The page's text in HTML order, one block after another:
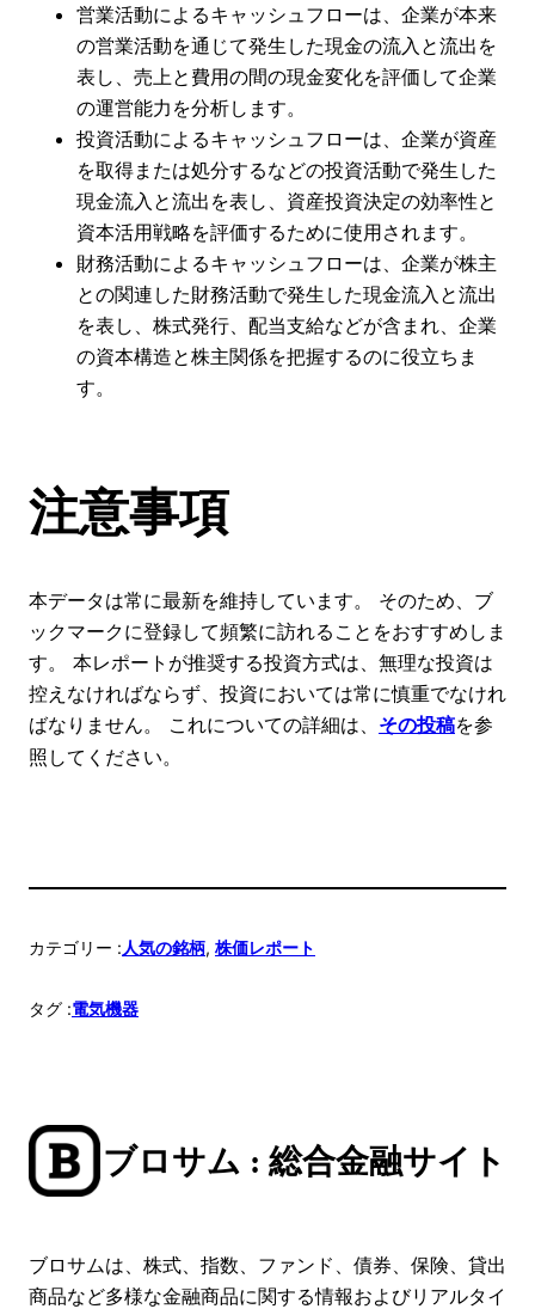
営業活動によるキャッシュフローは、企業が本来
の営業活動を通じて発生した現金の流入と流出を
表し、売上と費用の間の現金変化を評価して企業
の運営能力を分析します。
投資活動によるキャッシュフローは、企業が資産
を取得または処分するなどの投資活動で発生した
現金流入と流出を表し、資産投資決定の効率性と
資本活用戦略を評価するために使用されます。
財務活動によるキャッシュフローは、企業が株主
との関連した財務活動で発生した現金流入と流出
を表し、株式発行、配当支給などが含まれ、企業
の資本構造と株主関係を把握するのに役立ちま
す。
注意事項
本データは常に最新を維持しています。 そのため、ブ
ックマークに登録して頻繁に訪れることをおすすめしま
す。 本レポートが推奨する投資方式は、無理な投資は
控えなければならず、投資においては常に慎重でなけれ
ばなりません。 これについての詳細は、 その投稿を参
照してください。
カテゴリー :人気の銘柄, 株価レポート
タグ :電気機器
ブロサム : 総合金融サイト
ブロサムは、株式、指数、ファンド、債券、保険、貸出
商品など多様な金融商品に関する情報およびリアルタイ